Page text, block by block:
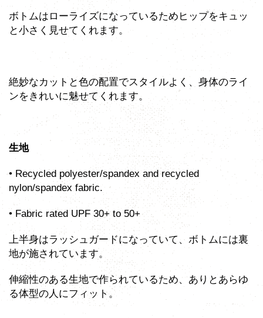
ボトムはローライズになっているためヒップをキュッ
と小さく見せてくれます。
絶妙なカットと色の配置でスタイルよく、身体のライ
ンをきれいに魅せてくれます。
生地
• Recycled polyester/spandex and recycled
nylon/spandex fabric.
• Fabric rated UPF 30+ to 50+
上半身はラッシュガードになっていて、ボトムには裏
地が施されています。
伸縮性のある生地で作られているため、ありとあらゆ
る体型の人にフィット。